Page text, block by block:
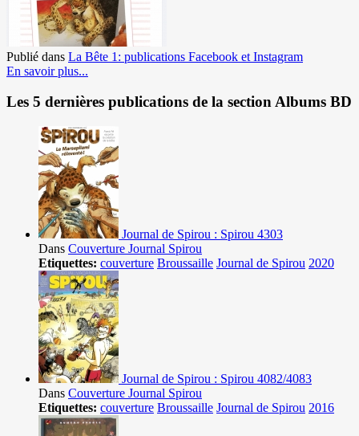
Publié dans La Bête 1: publications Facebook et Instagram
En savoir plus...
Les 5 dernières publications de la section Albums BD
Journal de Spirou : Spirou 4303
Dans Couverture Journal Spirou
Etiquettes: couverture Broussaille Journal de Spirou 2020
Journal de Spirou : Spirou 4082/4083
Dans Couverture Journal Spirou
Etiquettes: couverture Broussaille Journal de Spirou 2016